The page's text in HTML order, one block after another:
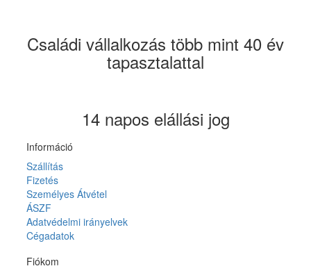
Családi vállalkozás több mint 40 év
tapasztalattal
14 napos elállási jog
Információ
Szállítás
Fizetés
Személyes Átvétel
ÁSZF
Adatvédelmi irányelvek
Cégadatok
Fiókom